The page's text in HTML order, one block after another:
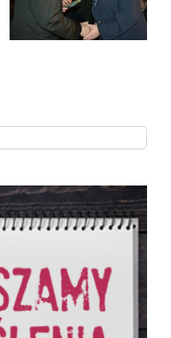
Zmarła Wanda
Czubernatowa